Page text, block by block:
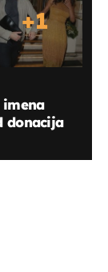
+1
donacija